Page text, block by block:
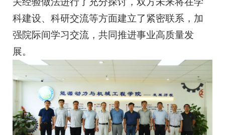
科建设、科研交流等方面建立了紧密联系，加
强院际间学习交流，共同推进事业高质量发
展。